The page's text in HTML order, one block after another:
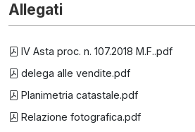
Allegati
IV Asta proc. n. 107.2018 M.F..pdf
delega alle vendite.pdf
Planimetria catastale.pdf
Relazione fotografica.pdf